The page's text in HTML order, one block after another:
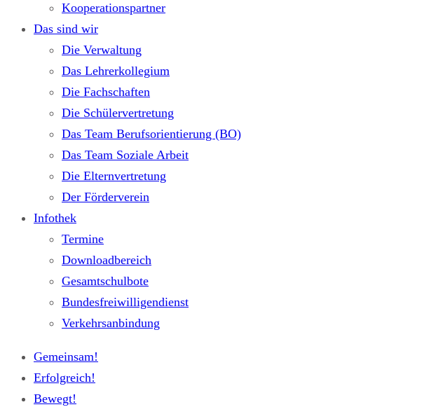
Kooperationspartner
Das sind wir
Die Verwaltung
Das Lehrerkollegium
Die Fachschaften
Die Schülervertretung
Das Team Berufsorientierung (BO)
Das Team Soziale Arbeit
Die Elternvertretung
Der Förderverein
Infothek
Termine
Downloadbereich
Gesamtschulbote
Bundesfreiwilligendienst
Verkehrsanbindung
Gemeinsam!
Erfolgreich!
Bewegt!